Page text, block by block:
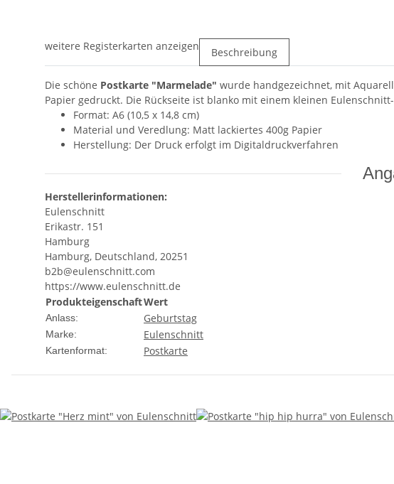
weitere Registerkarten anzeigen Beschreibung
Die schöne Postkarte "Marmelade" wurde handgezeichnet, mit
Papier gedruckt. Die Rückseite ist blanko mit einem kleinen
Format: A6 (10,5 x 14,8 cm)
Material und Veredlung: Matt lackiertes 400g Papier
Herstellung: Der Druck erfolgt im Digitaldruckverfahren
Herstellerinformationen:
Eulenschnitt
Erikastr. 151
Hamburg
Hamburg, Deutschland, 20251
b2b@eulenschnitt.com
https://www.eulenschnitt.de
ProdukteigenschaftWert
Anlass: Geburtstag
Marke: Eulenschnitt
Kartenformat: Postkarte